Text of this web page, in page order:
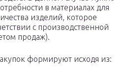
в материалах для
изделий, которое
с производственной
продаж).
формируют исходя из: